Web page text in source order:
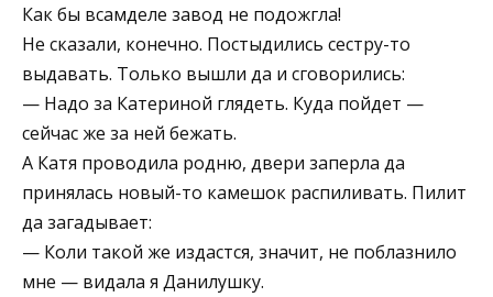
Как бы всамделе завод не подожгла!
Не сказали, конечно. Постыдились сестру-то
выдавать. Только вышли да и сговорились:
— Надо за Катериной глядеть. Куда пойдет —
сейчас же за ней бежать.
А Катя проводила родню, двери заперла да
принялась новый-то камешок распиливать. Пилит
да загадывает:
— Коли такой же издастся, значит, не поблазнило
мне — видала я Данилушку.